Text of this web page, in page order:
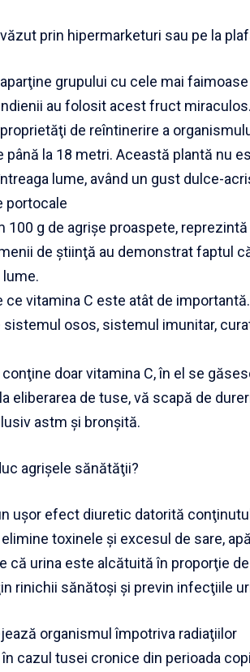
prin hipermarketuri sau pe la
grupului cu cele mai
au folosit acest fruct
de reîntinerire a
până la 18 metri. Această plantă nu
lume, având un gust dulce-
portocale
100 g de agrişe proaspete,
de ştiinţă au demonstrat faptul
ce vitamina C este atât de
sistemul osos, sistemul imunitar,
doar vitamina C, în el se
eliberarea de tuse, vă scapă de
astm şi bronşită.
agrişele sănătăţii?
uşor efect diuretic datorită
toxinele şi excesul de sare,
că urina este alcătuită în proporţie
rinichii sănătoşi şi previn infecţiile
organismul împotriva radiaţiilor
cazul tusei cronice din perioada